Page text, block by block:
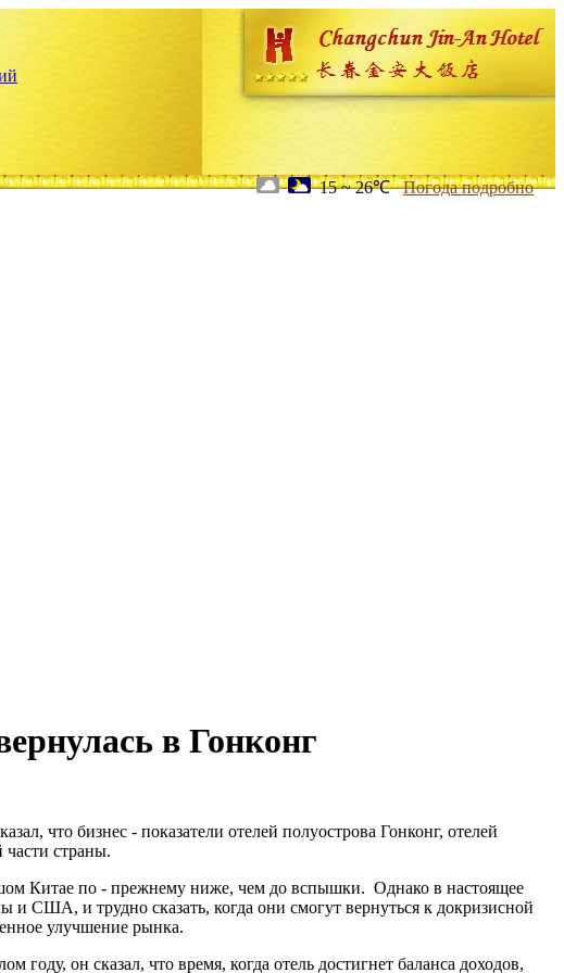
15 ~ 26℃ Погода подробно
в Гонконг
что бизнес - показатели отелей полуострова Гонконг, отелей
страны.
Китае по - прежнему ниже, чем до вспышки. Однако в настоящее
и США, и трудно сказать, когда они смогут вернуться к докризисной
улучшение рынка.
он сказал, что время, когда отель достигнет баланса доходов,